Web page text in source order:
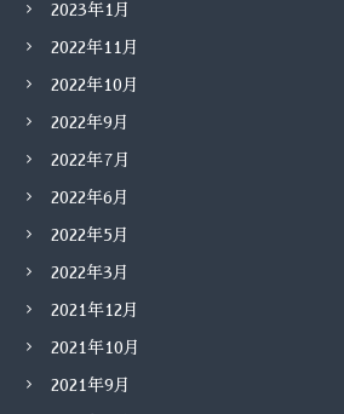
2023年1月
2022年11月
2022年10月
2022年9月
2022年7月
2022年6月
2022年5月
2022年3月
2021年12月
2021年10月
2021年9月